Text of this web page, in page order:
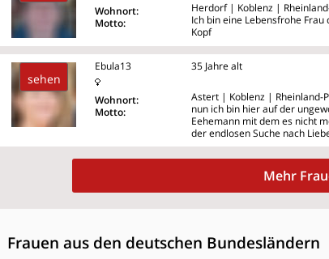
Wohnort:
Motto:
Herdorf | Koblenz |
Ich bin eine Lebensfrohe
Kopf
sehen
Ebula13
Wohnort:
Motto:
35 Jahre alt
Astert | Koblenz | Rheinland-
nun ich bin hier auf der
Eehemann mit dem es nicht
der endlosen Suche nach
Mehr
Frauen aus den deutschen Bundesländern